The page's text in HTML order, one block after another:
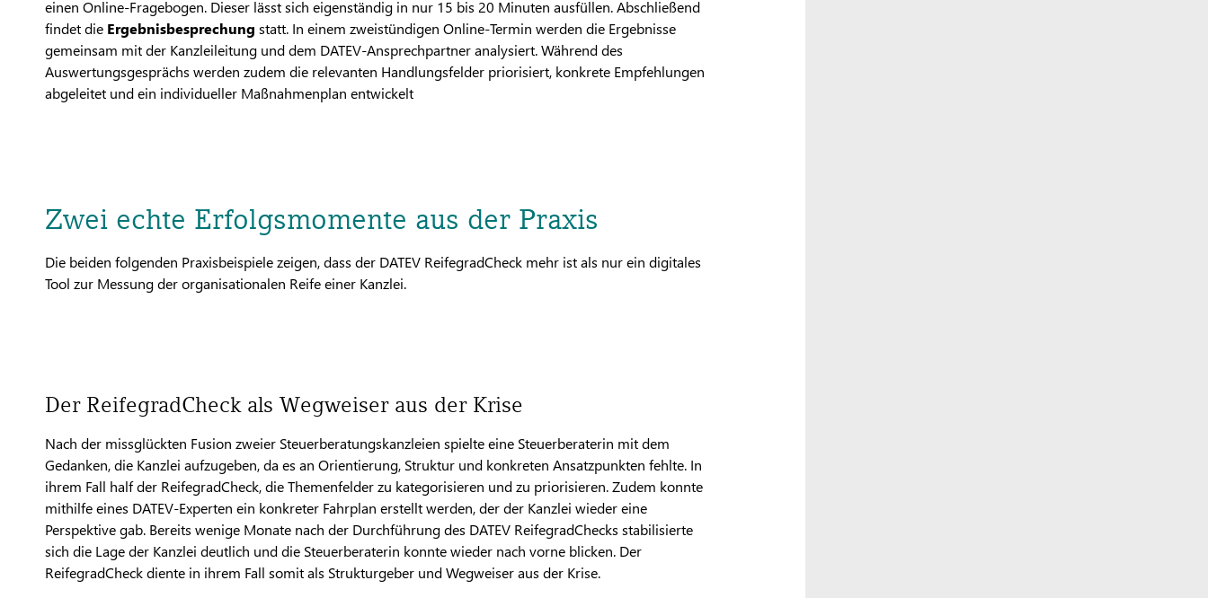
einen Online-Fragebogen. Dieser lässt sich eigenständig in nur 15 bis 20 Minuten ausfüllen. Abschließend
findet die Ergebnisbesprechung statt. In einem zweistündigen Online-Termin werden die Ergebnisse
gemeinsam mit der Kanzleileitung und dem DATEV-Ansprechpartner analysiert. Während des
Auswertungsgesprächs werden zudem die relevanten Handlungsfelder priorisiert, konkrete Empfehlungen
abgeleitet und ein individueller Maßnahmenplan entwickelt
Zwei echte Erfolgsmomente aus der Praxis
Die beiden folgenden Praxisbeispiele zeigen, dass der DATEV ReifegradCheck mehr ist als nur ein digitales
Tool zur Messung der organisationalen Reife einer Kanzlei.
Der ReifegradCheck als Wegweiser aus der Krise
Nach der missglückten Fusion zweier Steuerberatungskanzleien spielte eine Steuerberaterin mit dem
Gedanken, die Kanzlei aufzugeben, da es an Orientierung, Struktur und konkreten Ansatzpunkten fehlte. In
ihrem Fall half der ReifegradCheck, die Themenfelder zu kategorisieren und zu priorisieren. Zudem konnte
mithilfe eines DATEV-Experten ein konkreter Fahrplan erstellt werden, der der Kanzlei wieder eine
Perspektive gab. Bereits wenige Monate nach der Durchführung des DATEV ReifegradChecks stabilisierte
sich die Lage der Kanzlei deutlich und die Steuerberaterin konnte wieder nach vorne blicken. Der
ReifegradCheck diente in ihrem Fall somit als Strukturgeber und Wegweiser aus der Krise.